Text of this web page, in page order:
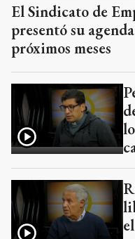
El Sindicato de
presentó su
próximos meses